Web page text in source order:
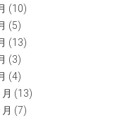
(10)
(5)
(13)
(3)
(4)
(13)
(7)